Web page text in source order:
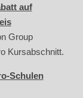
auf
Group
Kursabschnitt.
Schulen